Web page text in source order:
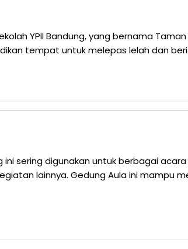
YPII Bandung, yang bernama Taman
tempat untuk melepas lelah dan
ini sering digunakan untuk berbagai
lainnya. Gedung Aula ini mampu